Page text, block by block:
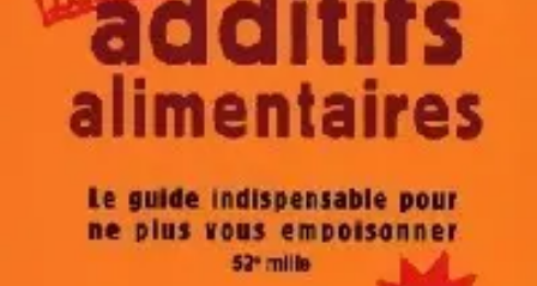
Astuces Pour Économiser
Économies Quotidiennes
ÉnergieAstuces Quotidiennes Alimentation
Voyages
Astuces Pour Économiser